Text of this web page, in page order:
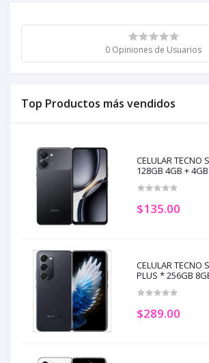
0 Opiniones de Usuarios
Top Productos más vendidos
CELULAR TECNO
128GB 4GB +
$135.00
CELULAR TECNO
PLUS * 256GB
$289.00